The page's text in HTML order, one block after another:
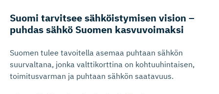
Suomi tarvitsee sähköistymisen vision –
puhdas sähkö Suomen kasvuvoimaksi
Suomen tulee tavoitella asemaa puhtaan sähkön
suurvaltana, jonka valttikorttina on kohtuuhintaisen,
toimitusvarman ja puhtaan sähkön saatavuus.